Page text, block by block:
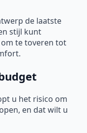
de laatste
stijl kunt
te toveren tot
u het risico om
en dat wilt u